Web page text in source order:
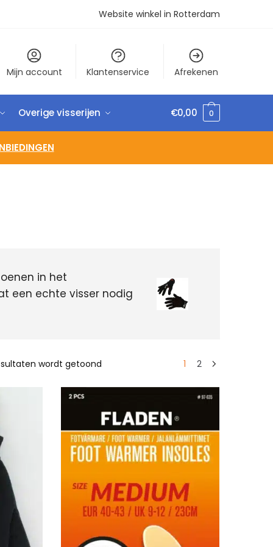
Website winkel in Rotterdam
Mijn account Klantenservice Afrekenen
Overige visserijen €0,00 0
in het
een echte visser nodig
wordt getoond 1 2